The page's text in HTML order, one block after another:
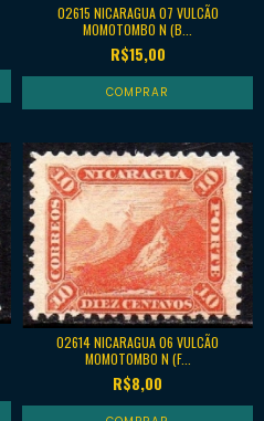
02615 NICARAGUA 07 VULCÃO
MOMOTOMBO N (B...
R$15,00
02614 NICARAGUA 06 VULCÃO
MOMOTOMBO N (F...
R$8,00